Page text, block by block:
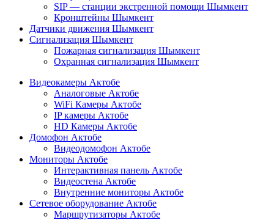
SIP — станции экстренной помощи Шымкент
Кронштейны Шымкент
Датчики движения Шымкент
Сигнализация Шымкент
Пожарная сигнализация Шымкент
Охранная сигнализация Шымкент
Видеокамеры Актобе
Аналоговые Актобе
WiFi Камеры Актобе
IP камеры Актобе
HD Камеры Актобе
Домофон Актобе
Видеодомофон Актобе
Мониторы Актобе
Интерактивная панель Актобе
Видеостена Актобе
Внутренние мониторы Актобе
Сетевое оборудование Актобе
Маршрутизаторы Актобе